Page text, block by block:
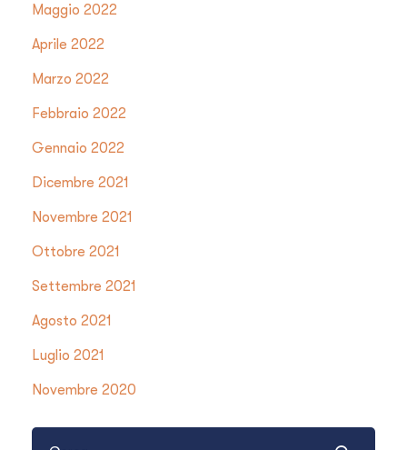
Maggio 2022
Aprile 2022
Marzo 2022
Febbraio 2022
Gennaio 2022
Dicembre 2021
Novembre 2021
Ottobre 2021
Settembre 2021
Agosto 2021
Luglio 2021
Novembre 2020